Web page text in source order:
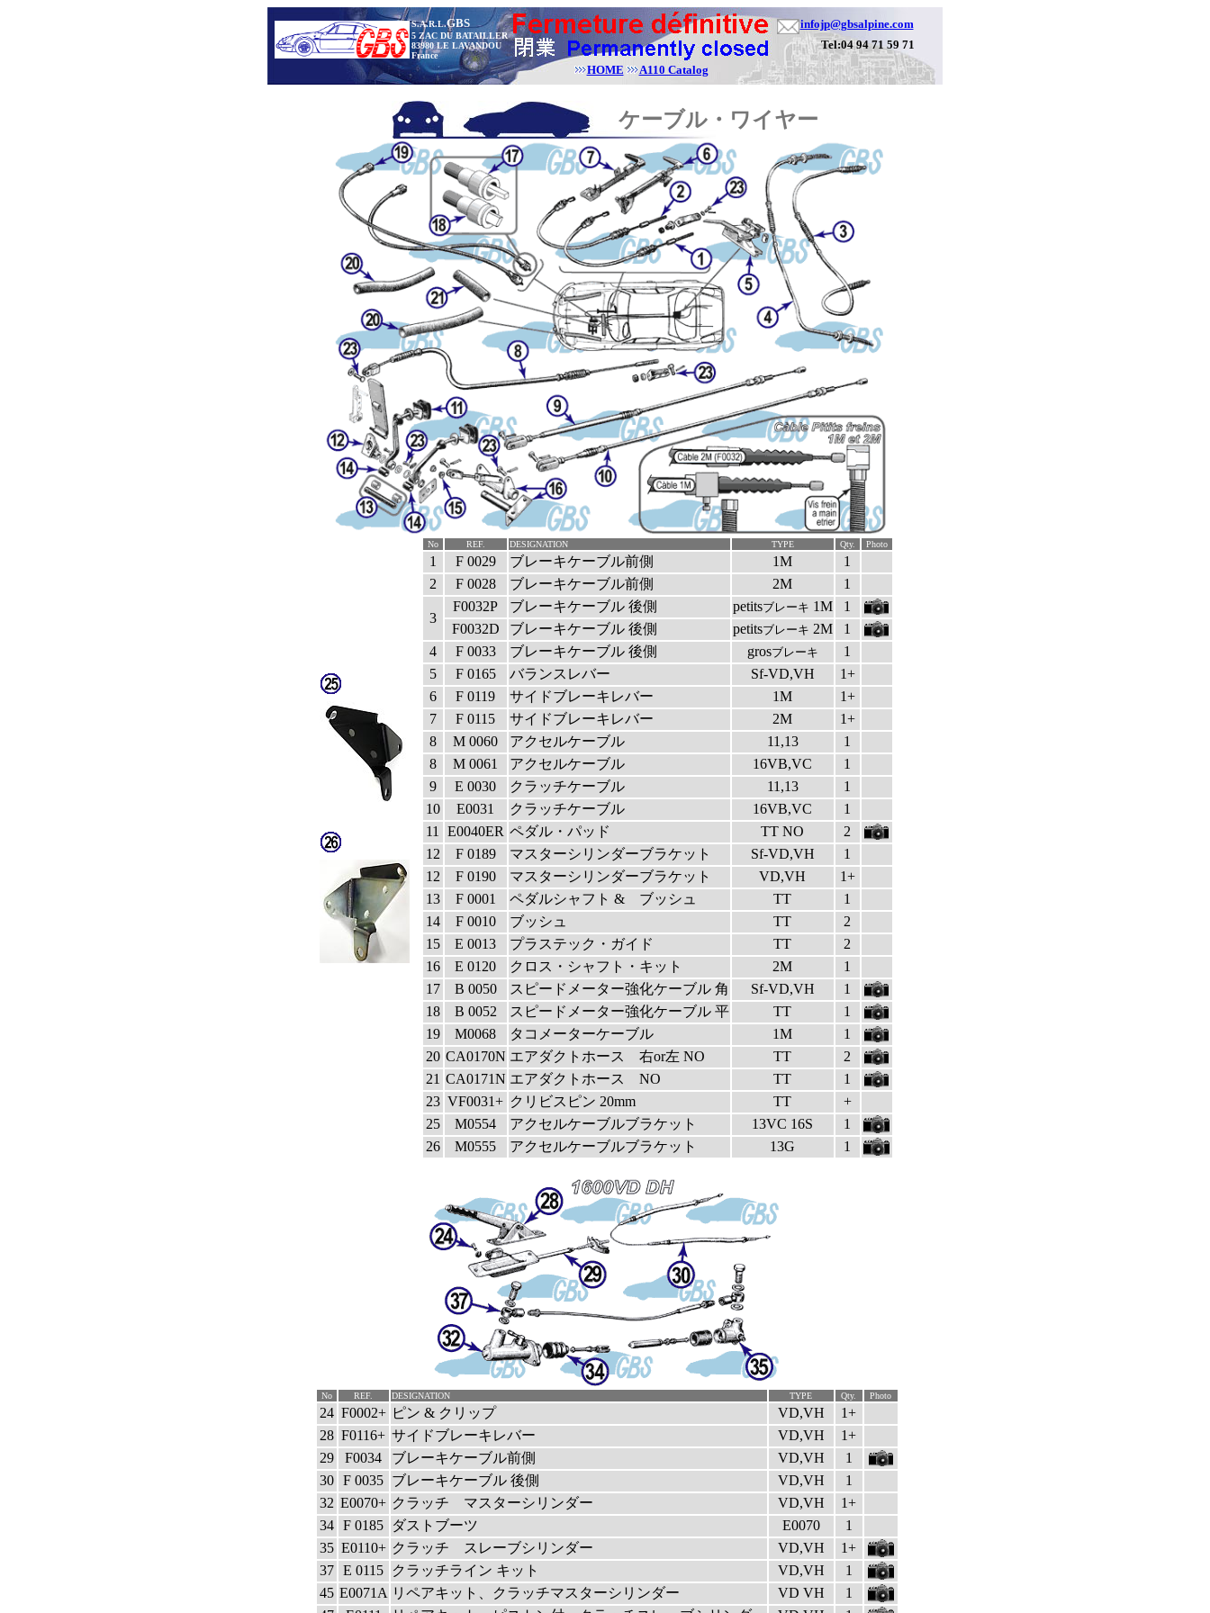
S.A.R.L.GBS
5 ZAC DU BATAILLER
83980 LE LAVANDOU
France
infojp@gbsalpine.com
Tel:04 94 71 59 71
HOME
A110 Catalog
ケーブル・ワイヤー
No REF. DESIGNATION TYPE Qty. Photo
1 F 0029 ブレーキケーブル前側 1M
1
2
F 0028 ブレーキケーブル前側 2M 1
3
F0032P ブレーキケーブル 後側 petitsブレーキ 1M
1
F0032D
ブレーキケーブル 後側 petitsブレーキ 2M
1
4
F 0033 ブレーキケーブル 後側 grosブレーキ
1
5
F 0165 バランスレバー Sf-VD,VH
1+
6
F 0119 サイドブレーキレバー 1M
1+
7
F 0115 サイドブレーキレバー 2M
1+
8
M 0060 アクセルケーブル 11,13
1
8
M 0061 アクセルケーブル 16VB,VC
1
9
E 0030 クラッチケーブル 11,13
1
10
E0031 クラッチケーブル 16VB,VC
1
11
E0040ER ペダル・パッド TT NO
2
12
F 0189 マスターシリンダーブラケット Sf-VD,VH
1
12
F 0190 マスターシリンダーブラケット VD,VH
1+
13
F 0001 ペダルシャフト & ブッシュ TT
1
14
F 0010 ブッシュ TT
2
15
E 0013 プラステック・ガイド TT
2
16
E 0120 クロス・シャフト・キット 2M
1
17
B 0050 スピードメーター強化ケーブル 角 Sf-VD,VH
1
18
B 0052 スピードメーター強化ケーブル 平 TT
1
19
M0068 タコメーターケーブル 1M
1
20 CA0170N エアダクトホース 右or左 NO TT
2
21 CA0171N エアダクトホース NO TT
1
23 VF0031+ クリビスピン 20mm TT
+
25
M0554 アクセルケーブルブラケット 13VC 16S
1
26
M0555 アクセルケーブルブラケット 13G 1
No REF. DESIGNATION TYPE Qty. Photo
24 F0002+ ピン & クリップ VD,VH
1+
28 F0116+ サイドブレーキレバー VD,VH
1+
29
F0034 ブレーキケーブル前側 VD,VH
1
30
F 0035 ブレーキケーブル 後側 VD,VH
1
32 E0070+ クラッチ マスターシリンダー VD,VH
1+
34
F 0185 ダストブーツ E0070
1
35 E0110+ クラッチ スレーブシリンダー VD,VH
1+
37
E 0115 クラッチライン キット VD,VH
1
45 E0071A リペアキット、クラッチマスターシリンダー VD VH
1